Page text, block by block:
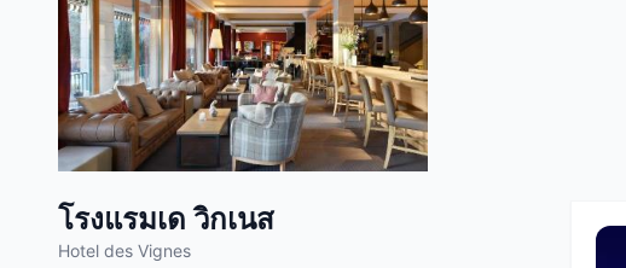
โรงแรมเด วิกเนส
Hotel des Vignes